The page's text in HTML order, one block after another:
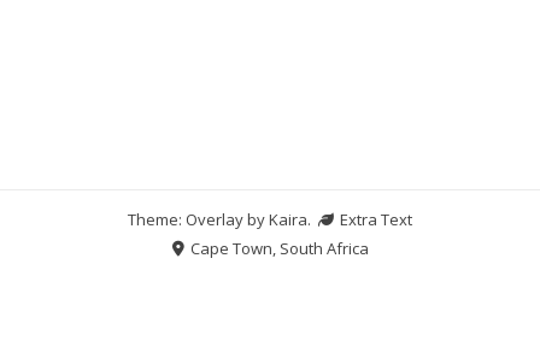
Theme: Overlay byKaira.
Extra Text
Cape Town, South Africa